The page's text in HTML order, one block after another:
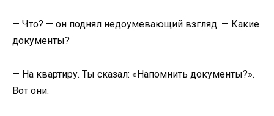
— Что? — он поднял недоумевающий взгляд. — Какие
документы?
— На квартиру. Ты сказал: «Напомнить документы?».
Вот они.